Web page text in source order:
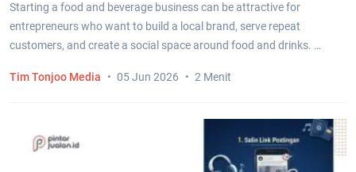
Starting a food and beverage business can be attractive for
entrepreneurs who want to build a local brand, serve repeat
customers, and create a social space around food and drinks. …
Tim Tonjoo Media 05 Jun 2026 2 Menit